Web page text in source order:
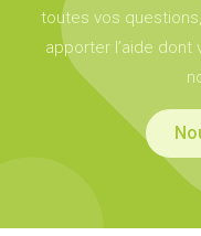
toutes vos
apporter l’aide dont